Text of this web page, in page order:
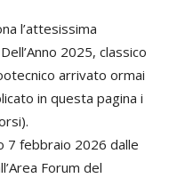
l’attesissima
2025, classico
arrivato ormai
in questa pagina i
7 feb­braio 2026 dalle
Forum del